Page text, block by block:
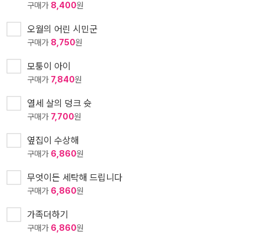
구매가 8,400원
오월의 어린 시민군
구매가 8,750원
모퉁이 아이
구매가 7,840원
열세 살의 덩크 슛
구매가 7,700원
옆집이 수상해
구매가 6,860원
무엇이든 세탁해 드립니다
구매가 6,860원
가족더하기
구매가 6,860원